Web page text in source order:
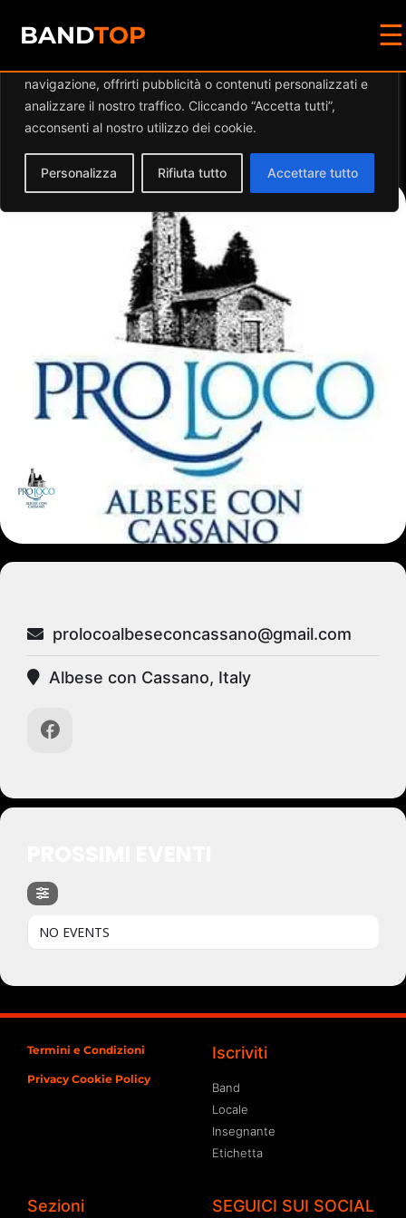
Diamo valore alla tua privacy
navigazione, offrirti pubblicità o contenuti personalizzati e
analizzare il nostro traffico. Cliccando “Accetta tutti”,
acconsenti al nostro utilizzo dei cookie.
Personalizza Rifiuta tutto Accettare tutto
BANDTOP ☰
Events by this
organizer
prolocoalbeseconcassano@gmail.com
Albese con Cassano, Italy
NO EVENTS
Termini e Condizioni
Privacy Cookie Policy
Iscriviti
Band
Locale
Insegnante
Etichetta
Sezioni SEGUICI SUI SOCIAL